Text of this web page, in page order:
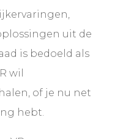
uit de
is bedoeld als
wil
of je nu net
hebt.